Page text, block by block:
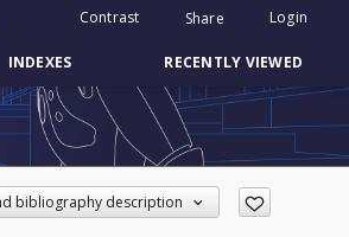
Contrast Share Login
INDEXES RECENTLY VIEWED
bibliography description